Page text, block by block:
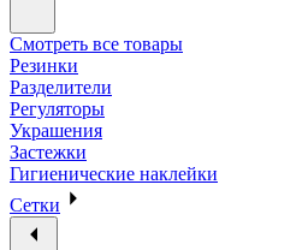
Смотреть все товары
Резинки
Разделители
Регуляторы
Украшения
Застежки
Гигиенические наклейки
Сетки